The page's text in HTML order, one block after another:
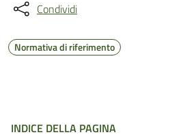
Condividi
Normativa di riferimento
INDICE DELLA PAGINA